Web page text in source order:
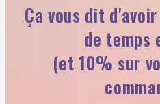
Ça vous dit
de temps
(et 10% sur